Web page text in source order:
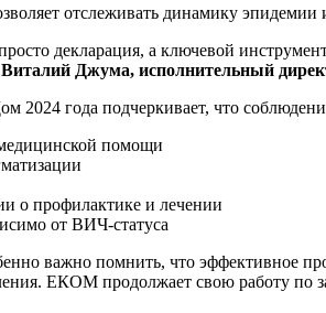
отслеживать динамику
декларация, а ключевой
Виталий Джума, исполнительный
2024 года подчеркивает, что
помощи
о профилактике и лечении
от ВИЧ-статуса
важно помнить, что эффективное
ЕКОМ продолжает свою работу по